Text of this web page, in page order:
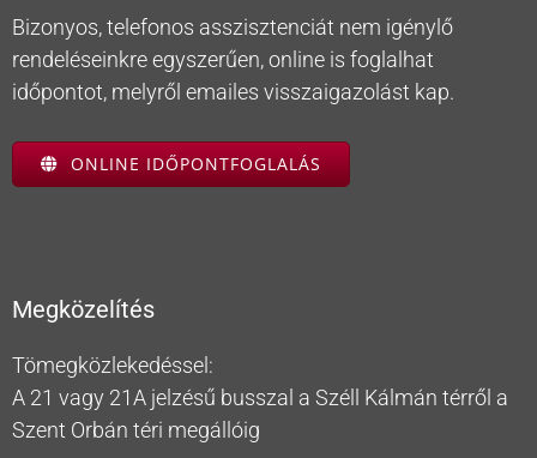
Bizonyos, telefonos asszisztenciát nem igénylő
rendeléseinkre egyszerűen, online is foglalhat
időpontot, melyről emailes visszaigazolást kap.
ONLINE IDŐPONTFOGLALÁS
Megközelítés
Tömegközlekedéssel:
A 21 vagy 21A jelzésű busszal a Széll Kálmán térről a
Szent Orbán téri megállóig